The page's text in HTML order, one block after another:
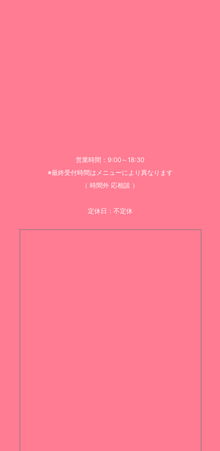
営業時間：9:00～18:30
※最終受付時間はメニューにより異なります
（ 時間外 応相談 ）
定休日：不定休